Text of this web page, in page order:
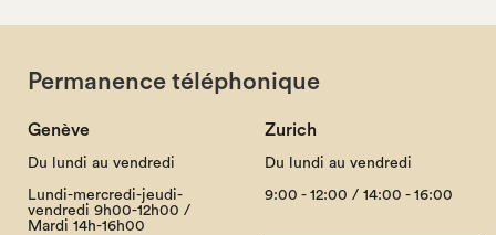
Permanence téléphonique
Genève
Du lundi au vendredi
Lundi-mercredi-jeudi-
vendredi 9h00-12h00 /
Mardi 14h-16h00
Zurich
Du lundi au vendredi
9:00 - 12:00 / 14:00 - 16:00